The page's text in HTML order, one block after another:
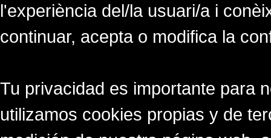
l'experiència del/la usuari/a i
continuar, acepta o modifica la
Tu privacidad es importante para
utilizamos cookies propias y de